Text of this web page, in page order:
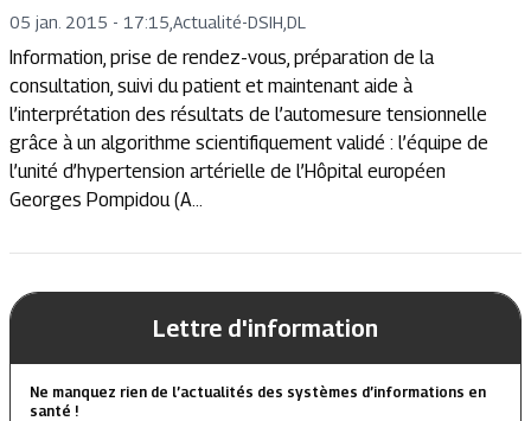
05 jan. 2015 - 17:15 Actualité-DSIH,DL
Information, prise de rendez-vous, préparation de la
consultation, suivi du patient et maintenant aide à
l’interprétation des résultats de l’automesure tensionnelle
grâce à un algorithme scientifiquement validé : l’équipe de
l’unité d’hypertension artérielle de l’Hôpital européen
Georges Pompidou (A...
Lettre d'information
Ne manquez rien de l’actualités des systèmes d’informations en
santé !